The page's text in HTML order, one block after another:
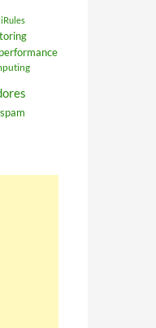
iRules
performance
spam